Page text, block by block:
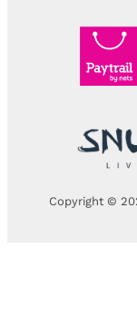
Copyright ©